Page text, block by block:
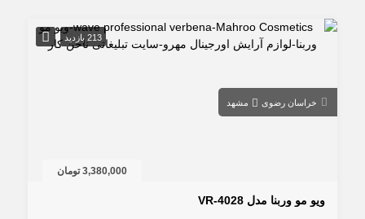
213 بازدید
خراسان رضوی مشهد
3,380,000 تومان
ویو مو وربنا مدل VR-4028